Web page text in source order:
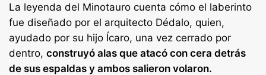
La leyenda del Minotauro cuenta cómo el laberinto
fue diseñado por el arquitecto Dédalo, quien,
ayudado por su hijo Ícaro, una vez cerrado por
dentro, construyó alas que atacó con cera detrás
de sus espaldas y ambos salieron volaron.